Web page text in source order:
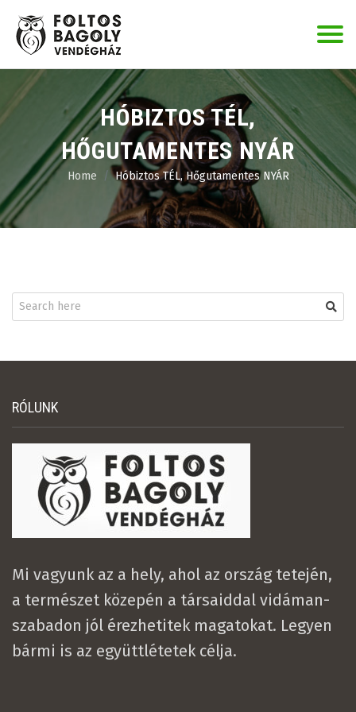
content
HÓBIZTOS TÉL,
HŐGUTAMENTES NYÁR
Home Hóbiztos TÉL, Hőgutamentes NYÁR
RÓLUNK
Mi vagyunk az a hely, ahol az ország tetején,
a természet közepén a társaiddal vidáman-
szabadon jól érezhetitek magatokat. Legyen
bármi is az együttlétetek célja.